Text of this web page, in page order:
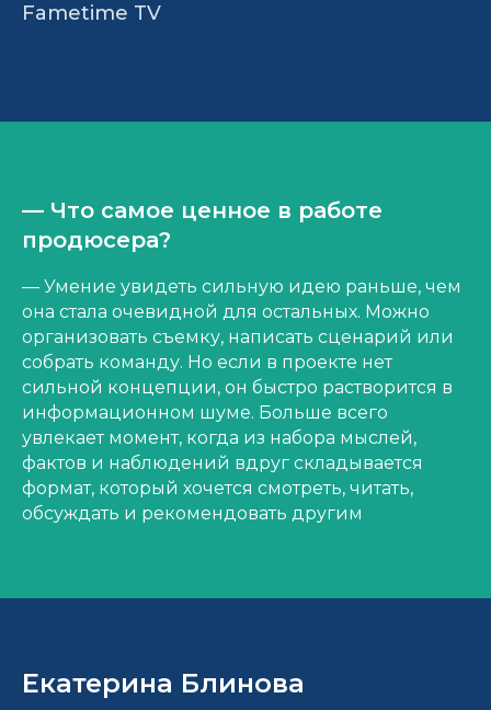
Fametime TV
— Что самое ценное в работе
продюсера?
— Умение увидеть сильную идею раньше, чем
она стала очевидной для остальных. Можно
организовать съемку, написать сценарий или
собрать команду. Но если в проекте нет
сильной концепции, он быстро растворится в
информационном шуме. Больше всего
увлекает момент, когда из набора мыслей,
фактов и наблюдений вдруг складывается
формат, который хочется смотреть, читать,
обсуждать и рекомендовать другим
Екатерина Блинова